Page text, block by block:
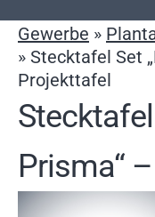
Gewerbe »
» Stecktafel Set
Projekttafel
Prisma“